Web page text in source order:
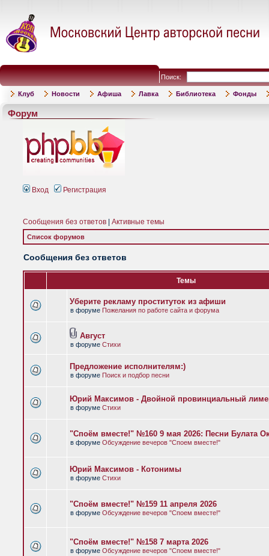
Поиск:
Клуб Новости Афиша Лавка Библиотека Фонды
Форум
Вход Регистрация
Сообщения без ответов Активные темы
Список форумов
Сообщения без ответов
Темы
Уберите рекламу проституток из афиши
в форуме Пожелания по работе сайта и форума
Август
в форуме Стихи
Предложение исполнителям:)
в форуме Поиск и подбор песни
Юрий Максимов - Двойной провинциальный
в форуме Стихи
"Споём вместе!" №160 9 мая 2026: Песни Булата
в форуме Обсуждение вечеров "Споем вместе!"
Юрий Максимов - Котонимы
в форуме Стихи
"Споём вместе!" №159 11 апреля 2026
в форуме Обсуждение вечеров "Споем вместе!"
"Споём вместе!" №158 7 марта 2026
в форуме Обсуждение вечеров "Споем вместе!"